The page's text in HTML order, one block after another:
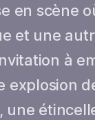
en scène
et une
à
explosion